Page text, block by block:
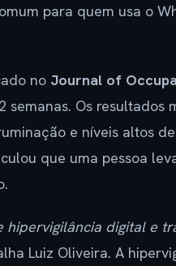
para quem usa o
no Journal of
semanas. Os
e níveis altos
que uma pessoa
digital e
Luiz Oliveira. A